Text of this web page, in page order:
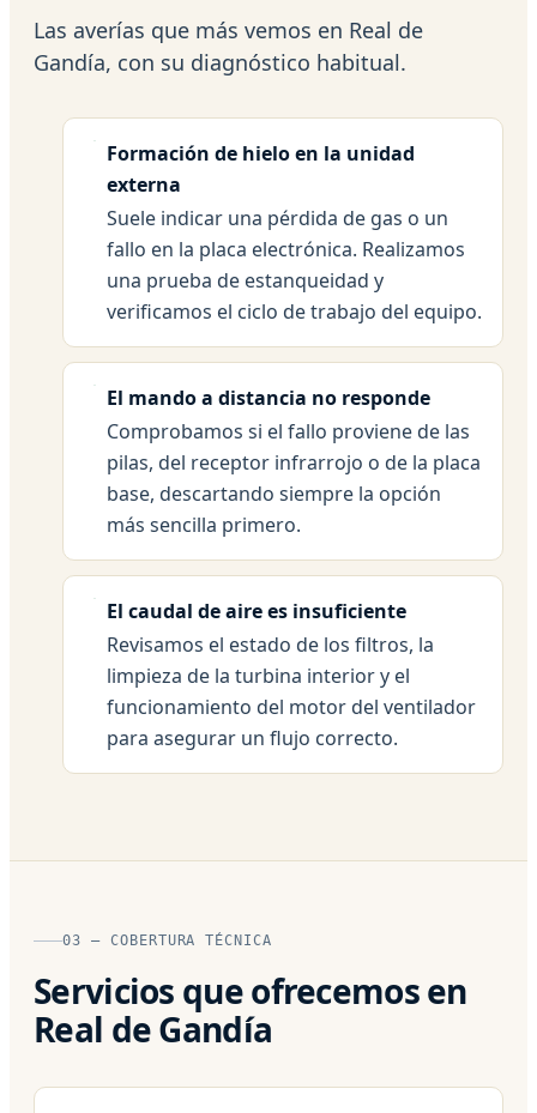
Las averías que más vemos en Real de
Gandía, con su diagnóstico habitual.
Formación de hielo en la unidad
externa
Suele indicar una pérdida de gas o un
fallo en la placa electrónica. Realizamos
una prueba de estanqueidad y
verificamos el ciclo de trabajo del equipo.
El mando a distancia no responde
Comprobamos si el fallo proviene de las
pilas, del receptor infrarrojo o de la placa
base, descartando siempre la opción
más sencilla primero.
El caudal de aire es insuficiente
Revisamos el estado de los filtros, la
limpieza de la turbina interior y el
funcionamiento del motor del ventilador
para asegurar un flujo correcto.
03 — COBERTURA TÉCNICA
Servicios que ofrecemos en
Real de Gandía